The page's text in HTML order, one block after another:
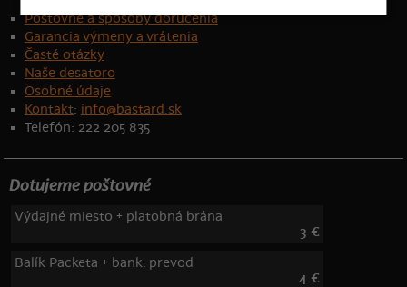
Poštovné a spôsoby doručenia
Garancia výmeny a vrátenia
Časté otázky
Naše desatoro
Osobné údaje
Kontakt: info@bastard.sk
Telefón: 222 205 835
Dotujeme poštovné
Výdajné miesto + platobná brána
3 €
Balík Packeta + bank. prevod
4 €